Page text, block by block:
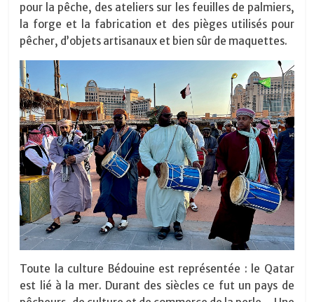
pour la pêche, des ateliers sur les feuilles de palmiers,
la forge et la fabrication et des pièges utilisés pour
pêcher, d’objets artisanaux et bien sûr de maquettes.
Toute la culture Bédouine est représentée : le Qatar
est lié à la mer. Durant des siècles ce fut un pays de